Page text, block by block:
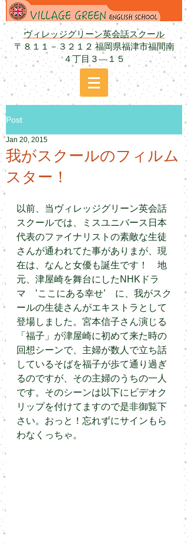
ヴィレッジグリーン英会話スクール
〒８１１－３２１２ 福岡県福津市福間南
４丁目３―１５
Post
我がスクールのフィルム
スター！
Jan 20, 2015
以前、当ヴィレッジグリーン英会話
スクールでは、ミスユニバース日本
代表のファイナリストの素敵な生徒
さんが通われてた事がありまが、現
在は、なんと女優も誕生です！　地
元、津屋崎を舞台にしたNHKドラ
マ　’ここにある幸せ’　に、我がスク
ールの生徒さんがエキストラとして
登場しました。宮本信子さん演じる
「福子」が津屋崎に初めて来た時の
回想シーンで、主婦が数人で立ち話
しているそばを福子が歩て通り過ぎ
るのですが、その主婦のうちの一人
です。そのシーンは以下にビデオク
リップを付けてますので是非御覧下
さい。おっと！忘れずにサインもら
わなくっちゃ。